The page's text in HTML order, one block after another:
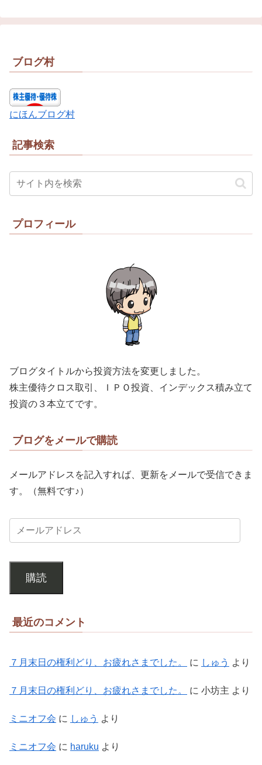
ブログ村
にほんブログ村
記事検索
プロフィール
ブログタイトルから投資方法を変更しました。
株主優待クロス取引、ＩＰＯ投資、インデックス積み立て
投資の３本立てです。
ブログをメールで購読
メールアドレスを記入すれば、更新をメールで受信できま
す。（無料です♪）
購読
最近のコメント
７月末日の権利どり、お疲れさまでした。 に しゅう より
７月末日の権利どり、お疲れさまでした。 に 小坊主 より
ミニオフ会 に しゅう より
ミニオフ会 に haruku より